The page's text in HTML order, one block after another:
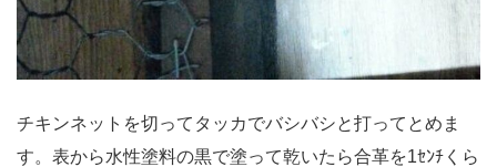
チキンネットを切ってタッカでバシバシと打ってとめま
す。表から水性塗料の黒で塗って乾いたら合革を1ｾﾝﾁくら